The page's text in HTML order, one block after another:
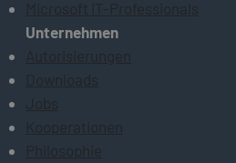
Microsoft IT-Professionals
Unternehmen
Autorisierungen
Downloads
Jobs
Kooperationen
Philosophie